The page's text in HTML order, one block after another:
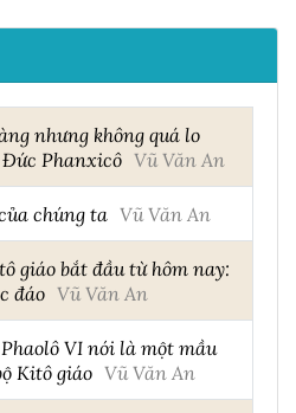
nhưng không quá lo
Đức Phanxicô Vũ Văn An
chúng ta Vũ Văn An
giáo bắt đầu từ hôm nay:
đáo Vũ Văn An
VI nói là một mầu
Kitô giáo Vũ Văn An